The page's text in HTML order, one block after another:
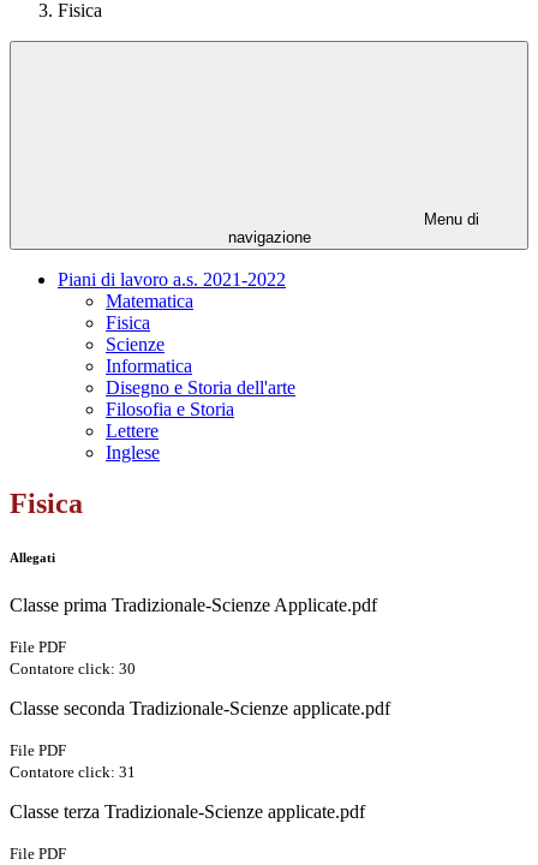
Fisica
Menu di
navigazione
Piani di lavoro a.s. 2021-2022
Matematica
Fisica
Scienze
Informatica
Disegno e Storia dell'arte
Filosofia e Storia
Lettere
Inglese
Fisica
Allegati
Classe prima Tradizionale-Scienze Applicate.pdf
File PDF
Contatore click: 30
Classe seconda Tradizionale-Scienze applicate.pdf
File PDF
Contatore click: 31
Classe terza Tradizionale-Scienze applicate.pdf
File PDF